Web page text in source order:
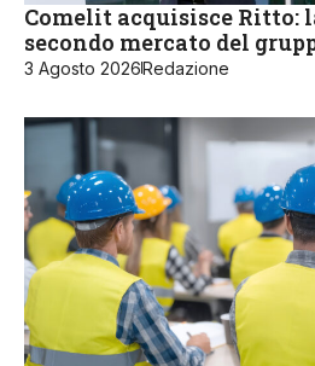
Comelit acquisisce Ritto:
secondo mercato del
3 Agosto 2026Redazione